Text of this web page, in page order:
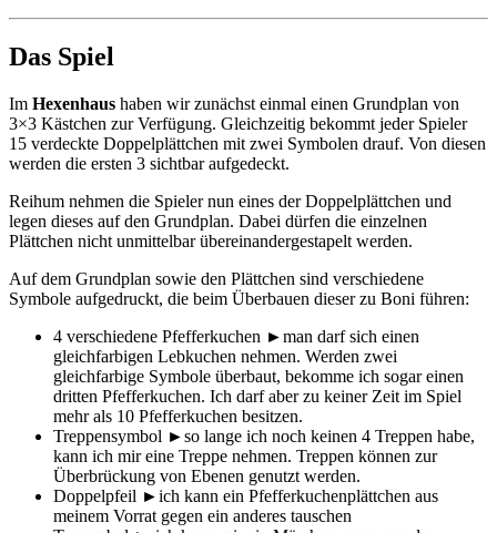
Das Spiel
Im Hexenhaus haben wir zunächst einmal einen Grundplan von
3×3 Kästchen zur Verfügung. Gleichzeitig bekommt jeder Spieler
15 verdeckte Doppelplättchen mit zwei Symbolen drauf. Von diesen
werden die ersten 3 sichtbar aufgedeckt.
Reihum nehmen die Spieler nun eines der Doppelplättchen und
legen dieses auf den Grundplan. Dabei dürfen die einzelnen
Plättchen nicht unmittelbar übereinandergestapelt werden.
Auf dem Grundplan sowie den Plättchen sind verschiedene
Symbole aufgedruckt, die beim Überbauen dieser zu Boni führen:
4 verschiedene Pfefferkuchen ►man darf sich einen
gleichfarbigen Lebkuchen nehmen. Werden zwei
gleichfarbige Symbole überbaut, bekomme ich sogar einen
dritten Pfefferkuchen. Ich darf aber zu keiner Zeit im Spiel
mehr als 10 Pfefferkuchen besitzen.
Treppensymbol ►so lange ich noch keinen 4 Treppen habe,
kann ich mir eine Treppe nehmen. Treppen können zur
Überbrückung von Ebenen genutzt werden.
Doppelpfeil ►ich kann ein Pfefferkuchenplättchen aus
meinem Vorrat gegen ein anderes tauschen